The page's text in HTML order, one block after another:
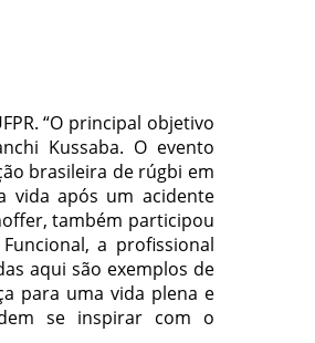
“O principal objetivo
Kussaba. O evento
brasileira de rúgbi em
vida após um acidente
também participou
a profissional
aqui são exemplos de
para uma vida plena e
se inspirar com o